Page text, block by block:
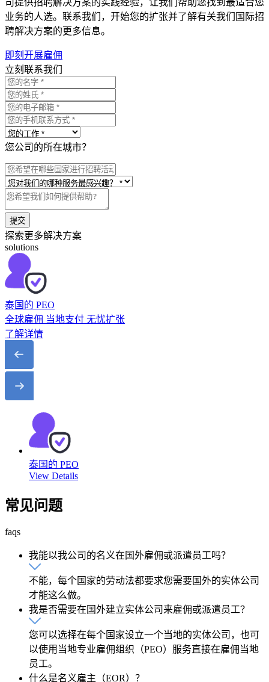
司提供招聘解决方案的实践经验，让我们帮助您找到最适合您
业务的人选。联系我们，开始您的扩张并了解有关我们国际招
聘解决方案的更多信息。
即刻开展雇佣
立刻联系我们
您公司的所在城市？
提交
探索更多解决方案
solutions
泰国的 PEO
全球雇佣 当地支付 无忧扩张
了解详情
泰国的 PEO
View Details
常见问题
faqs
我能以我公司的名义在国外雇佣或派遣员工吗？
不能，每个国家的劳动法都要求您需要国外的实体公司
才能这么做。
我是否需要在国外建立实体公司来雇佣或派遣员工？
您可以选择在每个国家设立一个当地的实体公司，也可
以使用当地专业雇佣组织（PEO）服务直接在雇佣当地
员工。
什么是名义雇主（EOR）？